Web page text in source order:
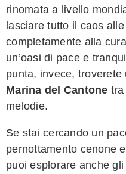
rinomata a livello
lasciare tutto il caos
completamente alla
un’oasi di pace e
punta, invece,
Marina del Cantone
melodie.
Se stai cercando un
pernottamento cenone
puoi esplorare anche gli